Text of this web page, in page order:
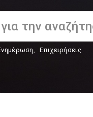
, Επιχειρήσεις